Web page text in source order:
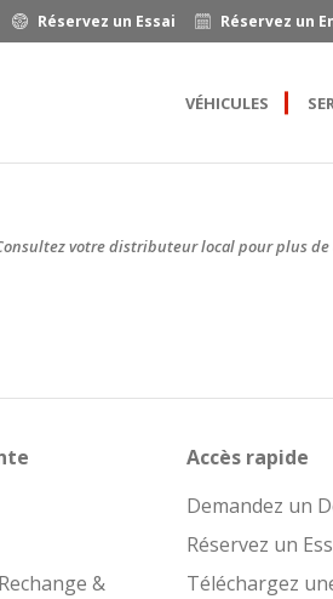
Réservez un Essai Réservez un
VÉHICULES
votre distributeur local pour plus
&
Accès rapide
Demandez un
Réservez un
Téléchargez